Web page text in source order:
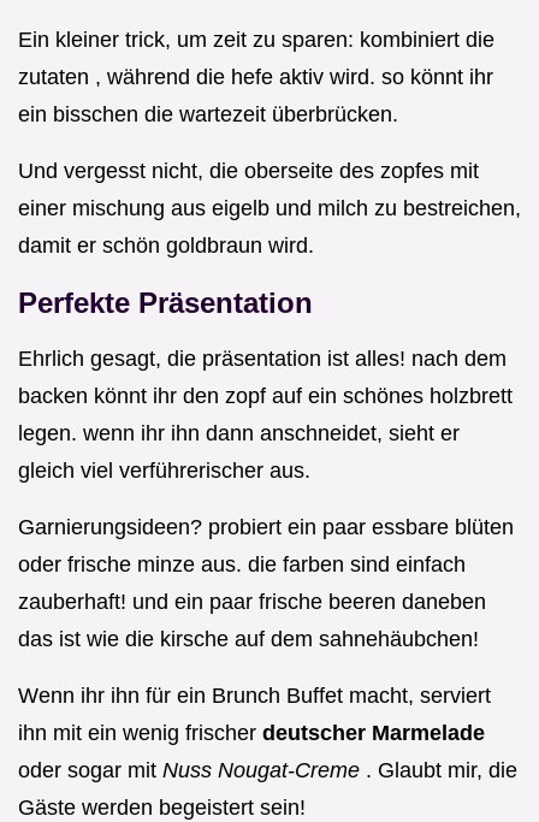
Ein kleiner trick, um zeit zu sparen: kombiniert die
zutaten , während die hefe aktiv wird. so könnt ihr
ein bisschen die wartezeit überbrücken.
Und vergesst nicht, die oberseite des zopfes mit
einer mischung aus eigelb und milch zu bestreichen,
damit er schön goldbraun wird.
Perfekte Präsentation
Ehrlich gesagt, die präsentation ist alles! nach dem
backen könnt ihr den zopf auf ein schönes holzbrett
legen. wenn ihr ihn dann anschneidet, sieht er
gleich viel verführerischer aus.
Garnierungsideen? probiert ein paar essbare blüten
oder frische minze aus. die farben sind einfach
zauberhaft! und ein paar frische beeren daneben
das ist wie die kirsche auf dem sahnehäubchen!
Wenn ihr ihn für ein Brunch Buffet macht, serviert
ihn mit ein wenig frischer deutscher Marmelade
oder sogar mit Nuss Nougat-Creme . Glaubt mir, die
Gäste werden begeistert sein!